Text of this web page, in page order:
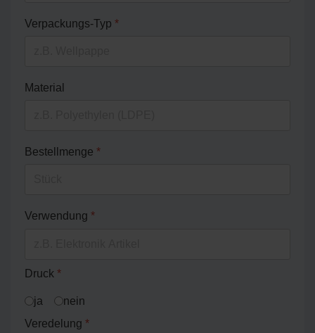
Verpackungs-Typ *
Material
Bestellmenge *
Verwendung *
Druck *
ja
nein
Veredelung *